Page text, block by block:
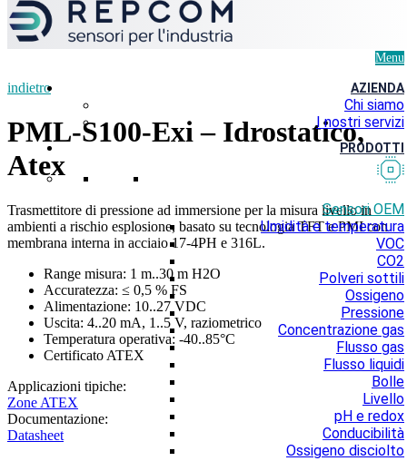
Menu
AZIENDA
Chi siamo
I nostri servizi
PRODOTTI
Sensori OEM
Umidità e temperatura
VOC
CO2
Polveri sottili
Ossigeno
Pressione
Concentrazione gas
Flusso gas
Flusso liquidi
Bolle
Livello
pH e redox
Conducibilità
Ossigeno disciolto
indietro
PML-S100-Exi – Idrostatico,
Atex
Trasmettitore di pressione ad immersione per la misura livello in
ambienti a rischio esplosione, basato su tecnologia TFT e PMI con
membrana interna in acciaio 17-4PH e 316L.
Range misura: 1 m..30 m H2O
Accuratezza: ≤ 0,5 % FS
Alimentazione: 10..27 VDC
Uscita: 4..20 mA, 1..5 V, raziometrico
Temperatura operativa: -40..85°C
Certificato ATEX
Applicazioni tipiche:
Zone ATEX
Documentazione:
Datasheet